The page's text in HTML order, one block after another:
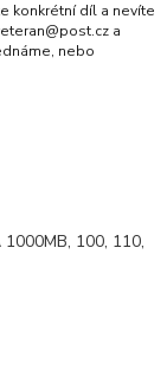
konkrétní díl a nevíte
a
nebo
100, 110,